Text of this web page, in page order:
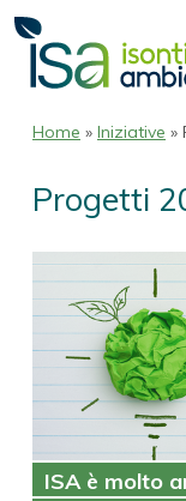
Home » Iniziative »
Progetti
ISA è molto